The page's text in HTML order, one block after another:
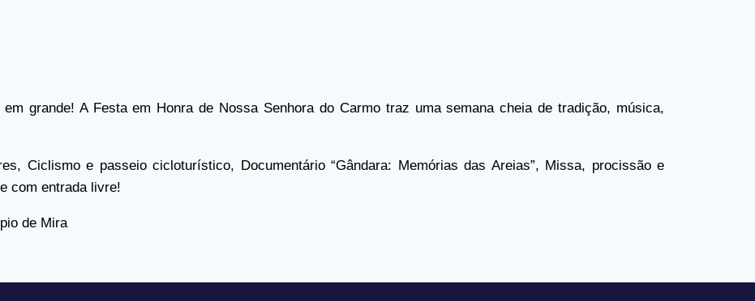
grande! A Festa em Honra de Nossa Senhora do Carmo traz uma semana cheia de tradição, música,
Ciclismo e passeio cicloturístico, Documentário “Gândara: Memórias das Areias”, Missa, procissão e
com entrada livre!
de Mira